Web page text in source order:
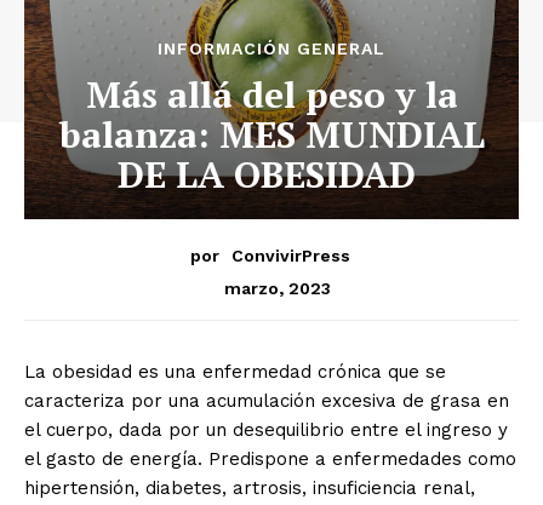
INFORMACIÓN GENERAL
Más allá del peso y la
balanza: MES MUNDIAL
DE LA OBESIDAD
por
ConvivirPress
marzo, 2023
La obesidad es una enfermedad crónica que se
caracteriza por una acumulación excesiva de grasa en
el cuerpo, dada por un desequilibrio entre el ingreso y
el gasto de energía. Predispone a enfermedades como
hipertensión, diabetes, artrosis, insuficiencia renal,